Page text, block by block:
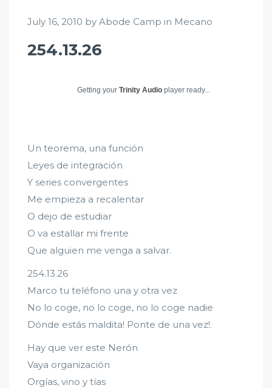
July 16, 2010 by Abode Camp in Mecano
254.13.26
Getting your Trinity Audio player ready...
Un teorema, una función
Leyes de integración
Y series convergentes
Me empieza a recalentar
O dejo de estudiar
O va estallar mi frente
Que alguien me venga a salvar.
254.13.26
Marco tu teléfono una y otra vez
No lo coge, no lo coge, no lo coge nadie
Dónde estás maldita! Ponte de una vez!.
Hay que ver este Nerón
Vaya organización
Orgías, vino y tías